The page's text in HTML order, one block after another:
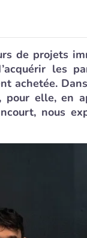
de projets
les
achetée.
pour elle, en
nous